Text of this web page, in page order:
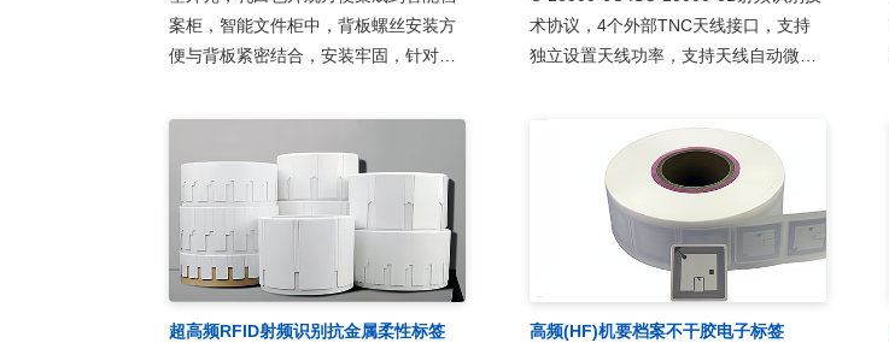
案柜，智能文件柜中，背板螺丝安装方
便与背板紧密结合，安装牢固，针对柜
属环境，实现对高频标签的稳定读取，
档案管理、智能书
术协议，4个外部TNC天线接口，支持
独立设置天线功率，支持天线自动微调
别、档案定位、印鉴卡、卷宗、证照盘
点、智能工具柜、工具
超高频RFID射频识别抗金属柔性标签
高频(HF)机要档案不干胶电子标签